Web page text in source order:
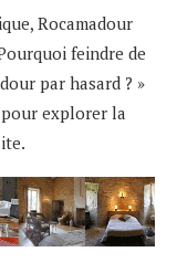
Rocamadour
feindre de
par hasard ? »
explorer la